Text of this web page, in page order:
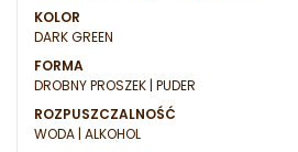
KOLOR
DARK GREEN
FORMA
DROBNY PROSZEK | PUDER
ROZPUSZCZALNOŚĆ
WODA | ALKOHOL